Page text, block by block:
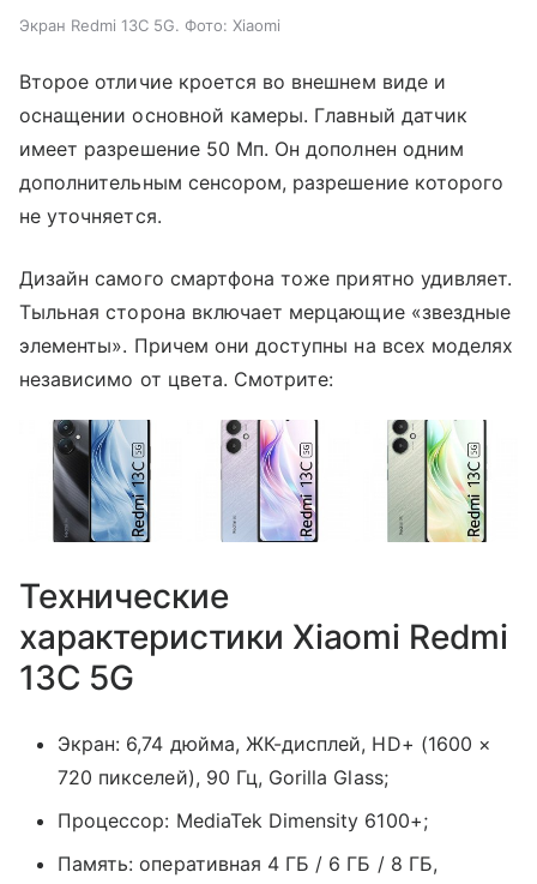
Экран Redmi 13C 5G. Фото: Xiaomi
Второе отличие кроется во внешнем виде и
оснащении основной камеры. Главный датчик
имеет разрешение 50 Мп. Он дополнен одним
дополнительным сенсором, разрешение которого
не уточняется.
Дизайн самого смартфона тоже приятно удивляет.
Тыльная сторона включает мерцающие «звездные
элементы». Причем они доступны на всех моделях
независимо от цвета. Смотрите:
Технические
характеристики Xiaomi Redmi
13C 5G
Экран: 6,74 дюйма, ЖК-дисплей, HD+ (1600 ×
720 пикселей), 90 Гц, Gorilla Glass;
Процессор: MediaTek Dimensity 6100+;
Память: оперативная 4 ГБ / 6 ГБ / 8 ГБ,